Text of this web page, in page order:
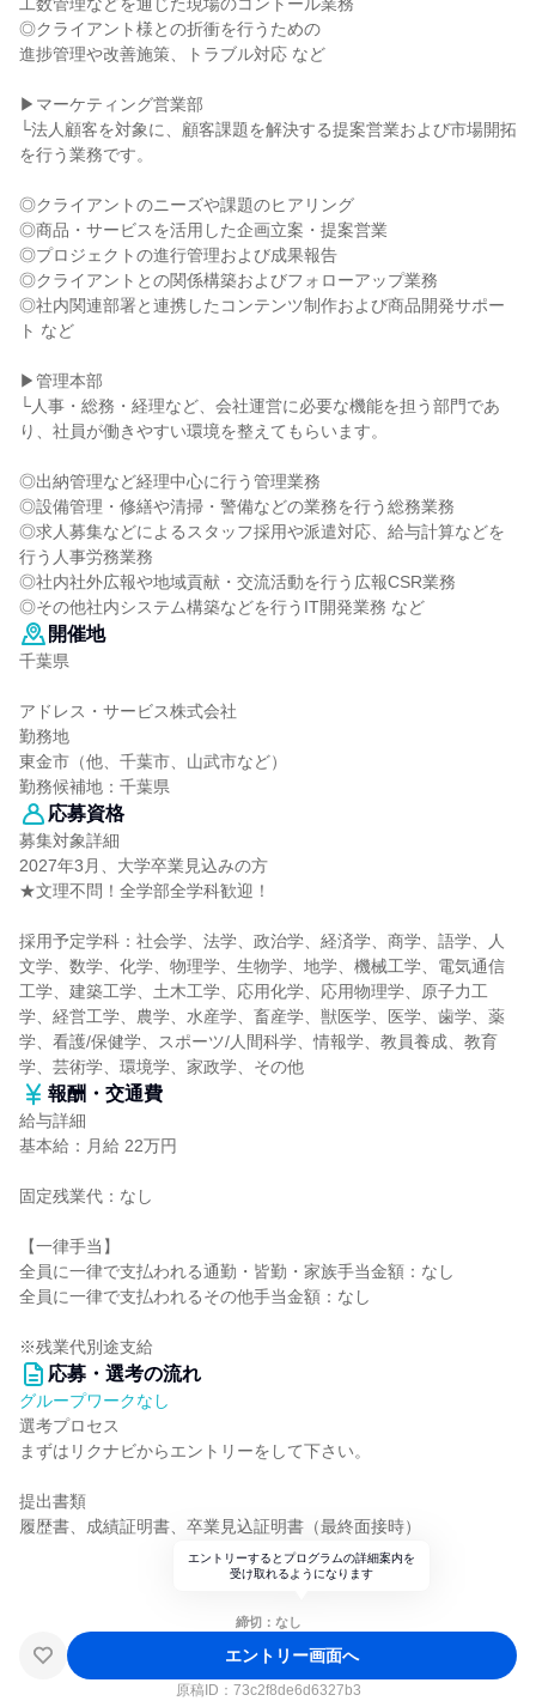
◎クライアント様との折衝を行うための
進捗管理や改善施策、トラブル対応 など
▶マーケティング営業部
└法人顧客を対象に、顧客課題を解決する提案営業および市場開拓
を行う業務です。
◎クライアントのニーズや課題のヒアリング
◎商品・サービスを活用した企画立案・提案営業
◎プロジェクトの進行管理および成果報告
◎クライアントとの関係構築およびフォローアップ業務
◎社内関連部署と連携したコンテンツ制作および商品開発サポー
ト など
▶管理本部
└人事・総務・経理など、会社運営に必要な機能を担う部門であ
り、社員が働きやすい環境を整えてもらいます。
◎出納管理など経理中心に行う管理業務
◎設備管理・修繕や清掃・警備などの業務を行う総務業務
◎求人募集などによるスタッフ採用や派遣対応、給与計算などを
行う人事労務業務
◎社内社外広報や地域貢献・交流活動を行う広報CSR業務
◎その他社内システム構築などを行うIT開発業務 など
開催地
千葉県
アドレス・サービス株式会社
勤務地
東金市（他、千葉市、山武市など）
勤務候補地：千葉県
応募資格
募集対象詳細
2027年3月、大学卒業見込みの方
★文理不問！全学部全学科歓迎！
採用予定学科：社会学、法学、政治学、経済学、商学、語学、人
文学、数学、化学、物理学、生物学、地学、機械工学、電気通信
工学、建築工学、土木工学、応用化学、応用物理学、原子力工
学、経営工学、農学、水産学、畜産学、獣医学、医学、歯学、薬
学、看護/保健学、スポーツ/人間科学、情報学、教員養成、教育
学、芸術学、環境学、家政学、その他
報酬・交通費
給与詳細
基本給：月給 22万円
固定残業代：なし
【一律手当】
全員に一律で支払われる通勤・皆勤・家族手当金額：なし
全員に一律で支払われるその他手当金額：なし
※残業代別途支給
応募・選考の流れ
グループワークなし
選考プロセス
まずはリクナビからエントリーをして下さい。
提出書類
履歴書、成績証明書、卒業見込証明書（最終面接時）
エントリーするとプログラムの詳細案内を
受け取れるようになります
締切：なし
エントリー画面へ
原稿ID： 73c2f8de6d6327b3